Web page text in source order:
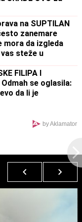
na SUPTILAN
zanemare
mora da izgleda
steže u
FILIPA I
Odmah se oglasila:
da li je
by Aklamator